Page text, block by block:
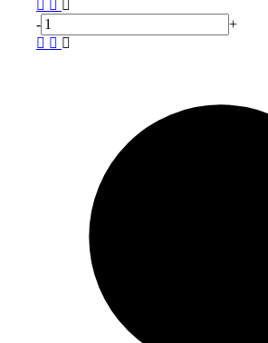
- +